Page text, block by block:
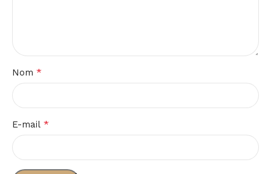
Nom *
E-mail *